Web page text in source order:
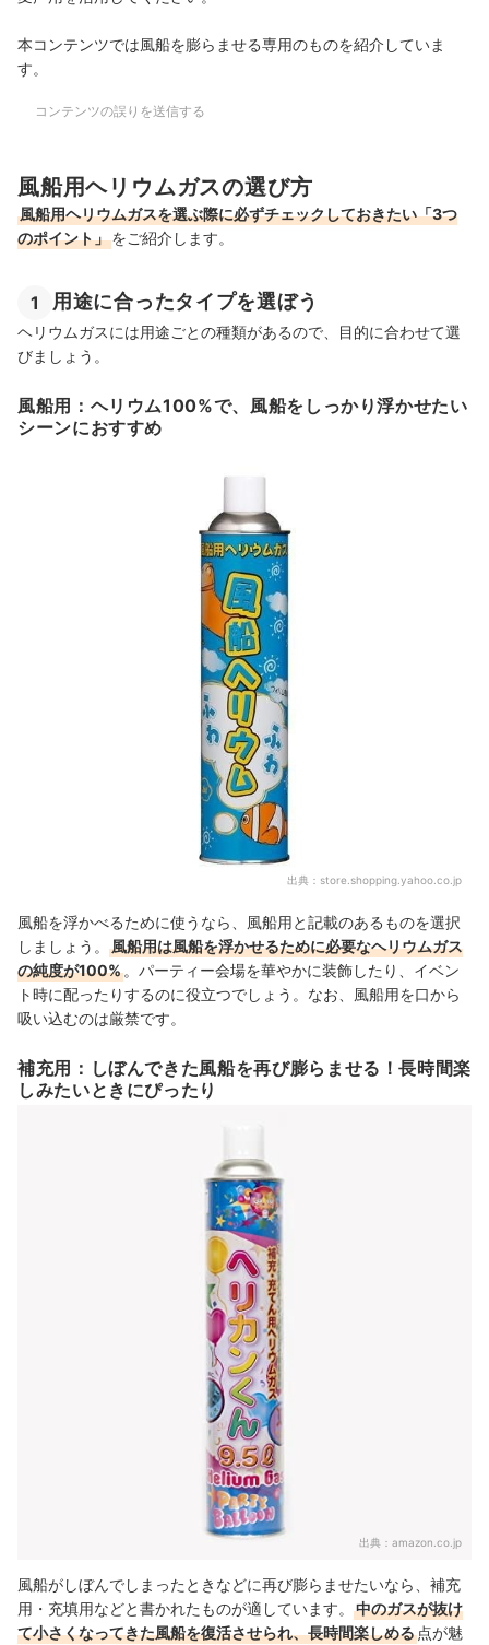
本コンテンツでは風船を膨らませる専用のものを紹介していま
す。
コンテンツの誤りを送信する
風船用ヘリウムガスの選び方
風船用ヘリウムガスを選ぶ際に必ずチェックしておきたい「3つ
のポイント」をご紹介します。
1 用途に合ったタイプを選ぼう
ヘリウムガスには用途ごとの種類があるので、目的に合わせて選
びましょう。
風船用：ヘリウム100%で、風船をしっかり浮かせたい
シーンにおすすめ
出典： store.shopping.yahoo.co.jp
風船を浮かべるために使うなら、風船用と記載のあるものを選択
しましょう。
風船用は風船を浮かせるために必要なヘリウムガス
の純度が100%。パーティー会場を華やかに装飾したり、イベン
ト時に配ったりするのに役立つでしょう。なお、風船用を口から
吸い込むのは厳禁です。
補充用：しぼんできた風船を再び膨らませる！長時間楽
しみたいときにぴったり
出典： amazon.co.jp
風船がしぼんでしまったときなどに再び膨らませたいなら、補充
用・充填用などと書かれたものが適しています。
中のガスが抜け
て小さくなってきた風船を復活させられ、長時間楽しめる点が魅